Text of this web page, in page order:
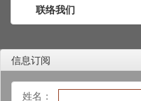
联络我们
信息订阅
姓名：